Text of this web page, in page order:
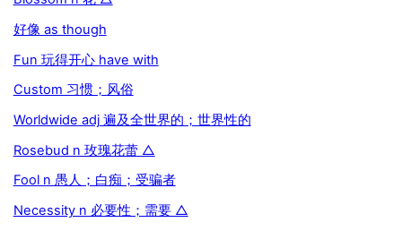
好像 as though
Fun 玩得开心 have with
Custom 习惯；风俗
Worldwide adj 遍及全世界的；世界性的
Rosebud n 玫瑰花蕾 △
Fool n 愚人；白痴；受骗者
Necessity n 必要性；需要 △